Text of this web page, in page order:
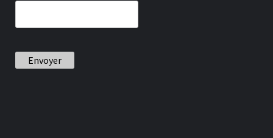
Envoyer